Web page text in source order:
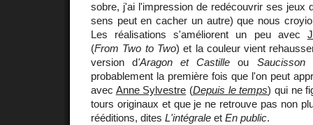
sobre, j'ai l'impression de redécouvrir ses jeux
sens peut en cacher un autre) que nous
Les réalisations s'améliorent un peu avec
(From Two to Two) et la couleur vient
version d'Aragon et Castille ou
probablement la première fois que l'on peut
avec Anne Sylvestre (Depuis le temps) qui ne
tours originaux et que je ne retrouve pas non
rééditions, dites L'intégrale et En public.